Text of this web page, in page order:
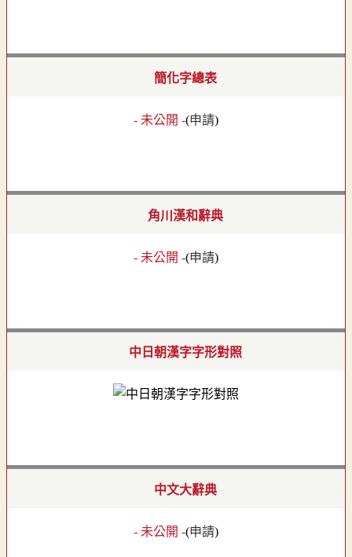
簡化字總表
- 未公開 -(申請)
角川漢和辭典
- 未公開 -(申請)
中日朝漢字字形對照
中文大辭典
- 未公開 -(申請)